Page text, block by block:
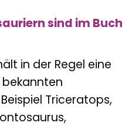
sind im Buch
in der Regel eine
Triceratops,